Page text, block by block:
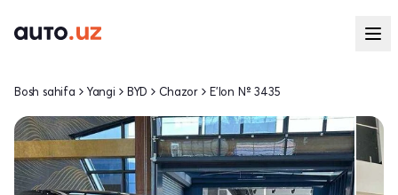
Bosh sahifa Yangi BYD Chazor E'lon № 3435